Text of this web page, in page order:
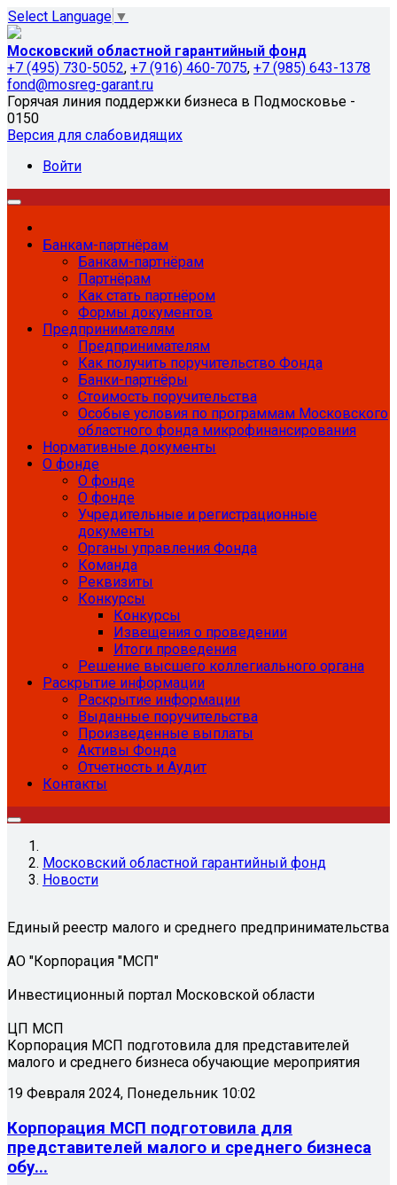
Select Language ▼
Московский областной гарантийный фонд
+7 (495) 730-5052, +7 (916) 460-7075, +7 (985) 643-1378
fond@mosreg-garant.ru
Горячая линия поддержки бизнеса в Подмосковье -
0150
Версия для слабовидящих
Войти
Банкам-партнёрам
Банкам-партнёрам
Партнёрам
Как стать партнёром
Формы документов
Предпринимателям
Предпринимателям
Как получить поручительство Фонда
Банки-партнёры
Стоимость поручительства
Особые условия по программам Московского
областного фонда микрофинансирования
Нормативные документы
О фонде
О фонде
О фонде
Учредительные и регистрационные
документы
Органы управления Фонда
Команда
Реквизиты
Конкурсы
Конкурсы
Извещения о проведении
Итоги проведения
Решение высшего коллегиального органа
Раскрытие информации
Раскрытие информации
Выданные поручительства
Произведенные выплаты
Активы Фонда
Отчетность и Аудит
Контакты
Московский областной гарантийный фонд
Новости
Единый реестр малого и среднего предпринимательства
АО "Корпорация "МСП"
Инвестиционный портал Московской области
ЦП МСП
Корпорация МСП подготовила для представителей
малого и среднего бизнеса обучающие мероприятия
19 Февраля 2024, Понедельник 10:02
Корпорация МСП подготовила для
представителей малого и среднего бизнеса
обу...